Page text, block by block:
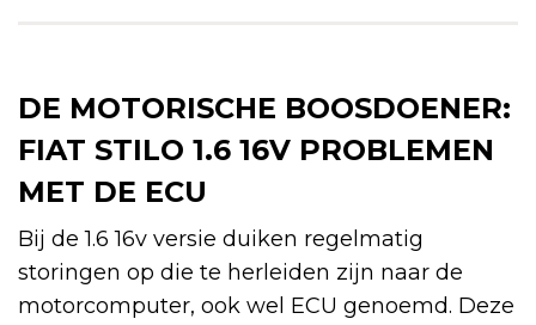
DE MOTORISCHE BOOSDOENER:
FIAT STILO 1.6 16V PROBLEMEN
MET DE ECU
Bij de 1.6 16v versie duiken regelmatig
storingen op die te herleiden zijn naar de
motorcomputer, ook wel ECU genoemd. Deze